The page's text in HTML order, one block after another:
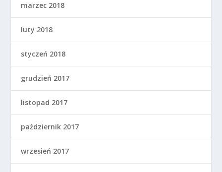
marzec 2018
luty 2018
styczeń 2018
grudzień 2017
listopad 2017
październik 2017
wrzesień 2017